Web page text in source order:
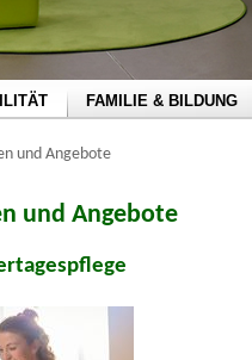
FAMILIE & BILDUNG
und Angebote
und Angebote